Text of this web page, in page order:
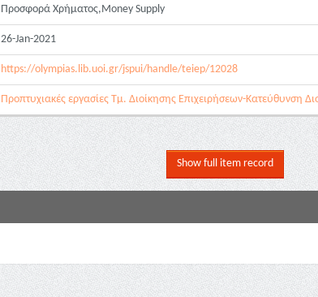
Προσφορά Χρήματος,Money Supply
26-Jan-2021
https://olympias.lib.uoi.gr/jspui/handle/teiep/12028
Προπτυχιακές εργασίες Τμ. Διοίκησης Επιχειρήσεων-Κατεύθυνση
Show full item record